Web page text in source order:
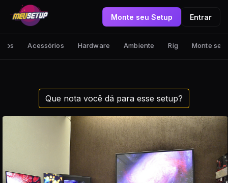
Monte seu Setup Entrar
Acessórios Hardware Ambiente Rig Monte seu
Que nota você dá para esse setup?